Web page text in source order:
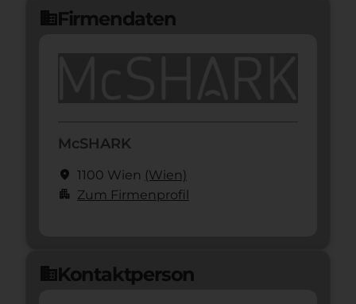
domainFirmendaten
McSHARK
location_on 1100 Wien (Wien)
apartment Zum Firmenprofil
domainKontaktperson